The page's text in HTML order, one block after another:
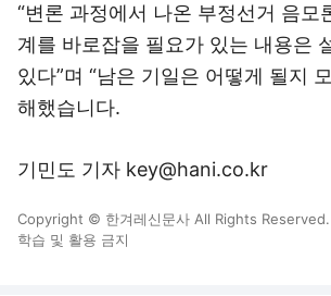
“변론 과정에서 나온 부정선거 음모
계를 바로잡을 필요가 있는 내용은
있다”며 “남은 기일은 어떻게 될지
해했습니다.
기민도 기자 key@hani.co.kr
Copyright © 한겨레신문사 All Rights Reserved.
학습 및 활용 금지